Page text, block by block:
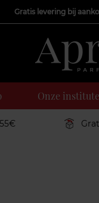
Gratis levering bij
Onze